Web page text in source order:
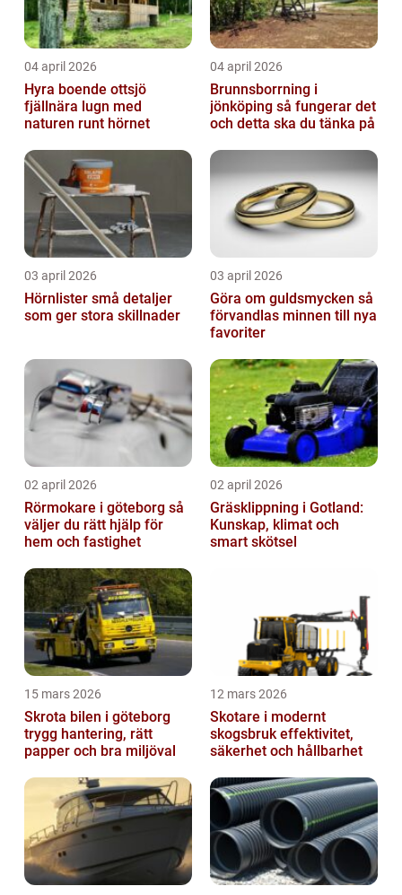
04 april 2026
Hyra boende ottsjö
fjällnära lugn med
naturen runt hörnet
04 april 2026
Brunnsborrning i
jönköping så fungerar det
och detta ska du tänka på
03 april 2026
Hörnlister små detaljer
som ger stora skillnader
03 april 2026
Göra om guldsmycken så
förvandlas minnen till nya
favoriter
02 april 2026
Rörmokare i göteborg så
väljer du rätt hjälp för
hem och fastighet
02 april 2026
Gräsklippning i Gotland:
Kunskap, klimat och
smart skötsel
15 mars 2026
Skrota bilen i göteborg
trygg hantering, rätt
papper och bra miljöval
12 mars 2026
Skotare i modernt
skogsbruk effektivitet,
säkerhet och hållbarhet